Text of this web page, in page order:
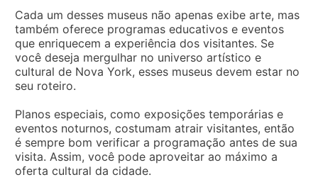
Cada um desses museus não apenas exibe arte, mas
também oferece programas educativos e eventos
que enriquecem a experiência dos visitantes. Se
você deseja mergulhar no universo artístico e
cultural de Nova York, esses museus devem estar no
seu roteiro.
Planos especiais, como exposições temporárias e
eventos noturnos, costumam atrair visitantes, então
é sempre bom verificar a programação antes de sua
visita. Assim, você pode aproveitar ao máximo a
oferta cultural da cidade.